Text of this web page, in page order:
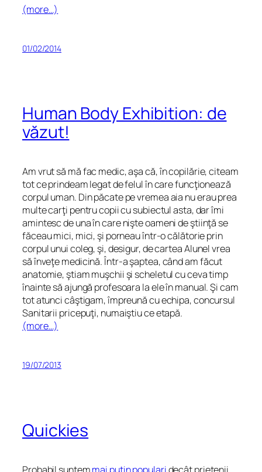
(more…)
01/02/2014
Human Body Exhibition: de
văzut!
Am vrut să mă fac medic, aşa că, în copilărie, citeam
tot ce prindeam legat de felul în care funcţionează
corpul uman. Din păcate pe vremea aia nu erau prea
multe carţi pentru copii cu subiectul asta, dar îmi
amintesc de una în care nişte oameni de ştiinţă se
făceau mici, mici, şi porneau într-o călătorie prin
corpul unui coleg, şi, desigur, de carteaAlunel vrea
să înveţe medicină. Într-a şaptea, când am făcut
anatomie, ştiam muşchii şi scheletul cu ceva timp
înainte să ajungă profesoara la ele în manual. Şi cam
tot atunci câştigam, împreună cu echipa, concursul
Sanitarii pricepuţi, numaiştiuce etapă.
(more…)
19/07/2013
Quickies
Probabil suntemmai puţin popularidecât prietenii